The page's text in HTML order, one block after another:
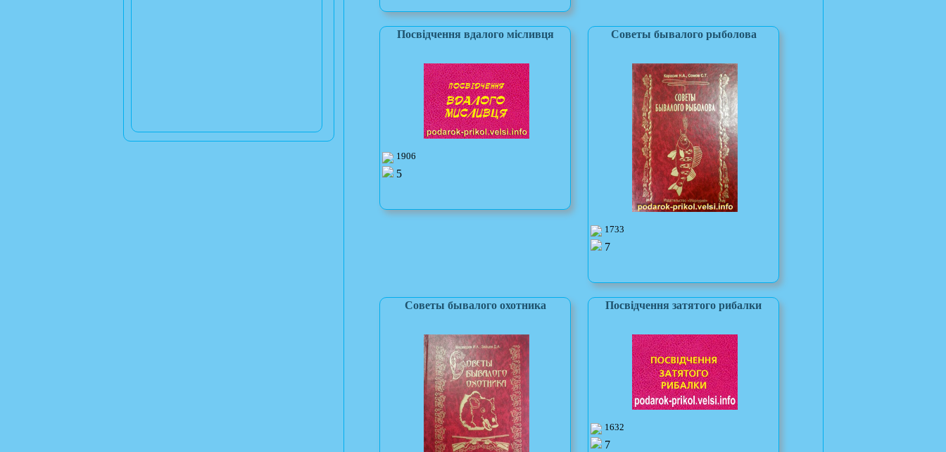
Посвідчення вдалого місливця
1906
5
Советы бывалого рыболова
1733
7
Советы бывалого охотника Посвідчення затятого рибалки
1632
7